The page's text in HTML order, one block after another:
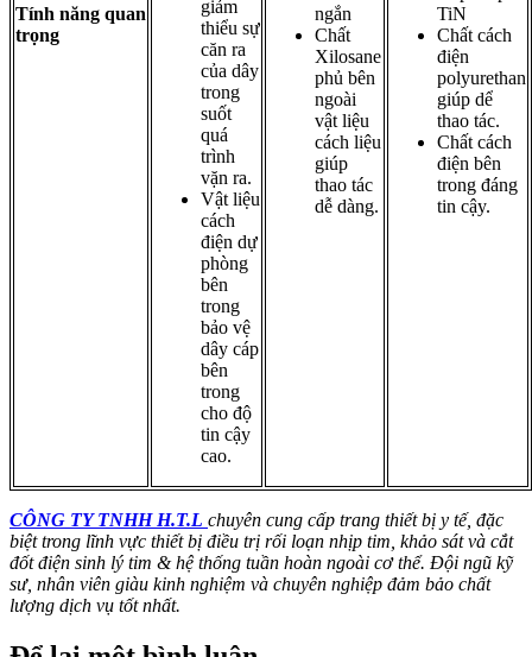
Tính năng quan
trọng
giảm
thiểu sự
căn ra
của dây
trong
suốt
quá
trình
vặn ra.
Vật liệu
cách
điện dự
phòng
bên
trong
bảo vệ
dây cáp
bên
trong
cho độ
tin cậy
cao.
ngắn
Chất
Xilosane
phủ bên
ngoài
vật liệu
cách liệu
giúp
thao tác
dễ dàng.
TiN
Chất cách
điện
polyurethan
giúp dể
thao tác.
Chất cách
điện bên
trong đáng
tin cậy.
CÔNG TY TNHH H.T.L chuyên cung cấp trang thiết bị y tế, đặc
biệt trong lĩnh vực thiết bị điều trị rối loạn nhịp tim, khảo sát và cắt
đốt điện sinh lý tim & hệ thống tuần hoàn ngoài cơ thể. Đội ngũ kỹ
sư, nhân viên giàu kinh nghiệm và chuyên nghiệp đảm bảo chất
lượng dịch vụ tốt nhất.